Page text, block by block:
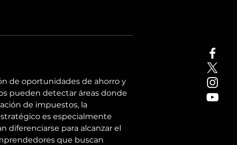
de oportunidades de ahorro y
pueden detectar áreas donde
de impuestos, la
es especialmente
diferenciarse para alcanzar el
que buscan